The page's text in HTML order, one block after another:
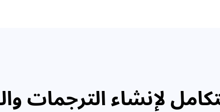
لإنشاء الترجمات